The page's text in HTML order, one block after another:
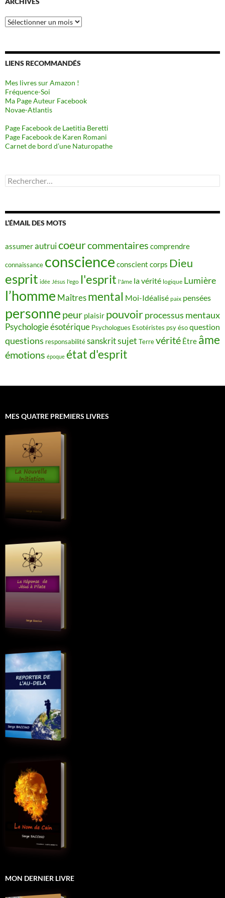
Archives
LIENS RECOMMANDÉS
Mes livres sur Amazon !
Fréquence-Soi
Ma Page Auteur Facebook
Novae-Atlantis
Page Facebook de Laetitia Beretti
Page Facebook de Karen Romani
Carnet de bord d’une Naturopathe
Rechercher :
L’ÉMAIL DES MOTS
assumerautruicoeurcommentaires comprendre
connaissance conscience conscient corps Dieu
esprit idée Jésus l'ego l'esprit l'âme la vérité logique Lumière
l’homme Maîtres mental Moi-Idéalisé paix pensées
personne peur plaisir pouvoirprocessus mentaux
Psychologie ésotérique Psychologues Esotéristes psy ésoquestion
questions responsabilitésanskritsujet Terrevérité Être âme
émotions époque état d'esprit
MES QUATRE PREMIERS LIVRES
MON DERNIER LIVRE